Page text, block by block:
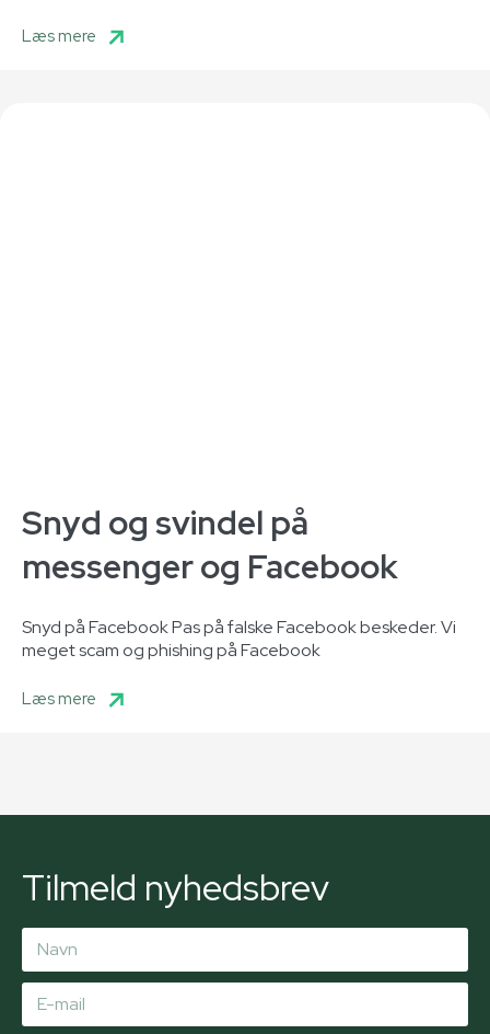
Læs mere
Snyd og svindel på
messenger og Facebook
Snyd på Facebook Pas på falske Facebook beskeder. Vi
meget scam og phishing på Facebook
Læs mere
Tilmeld nyhedsbrev